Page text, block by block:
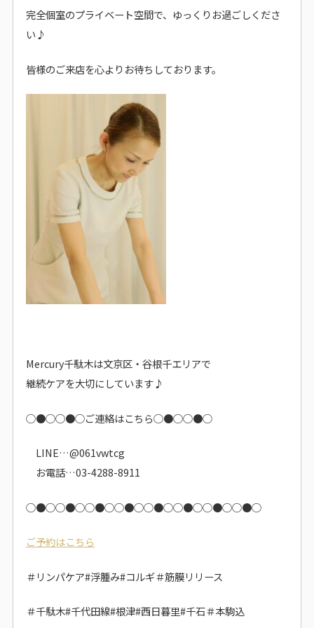
完全個室のプライベート空間で、ゆっくりお過ごしくださ
い♪
皆様のご来店を心よりお待ちしております。
Mercury千駄木は文京区・谷根千エリアで
継続ケアを大切にしています♪
○●○○●○ご連絡はこちら○●○○●○
LINE…@061vwtcg
お電話…03-4288-8911
○●○○●○○●○○●○○●○○●○○●○○●○
ご予約はこちら
＃リンパケア#浮腫み#コルギ＃筋膜リリース
＃千駄木#千代田線#根津#西日暮里#千石＃本駒込